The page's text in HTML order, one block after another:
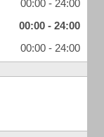
00:00 - 24:00
00:00 - 24:00
00:00 - 24:00